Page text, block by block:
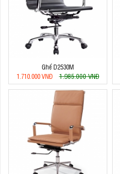
Ghế D2530M
1.710.000 VNĐ
1.985.000 VNĐ